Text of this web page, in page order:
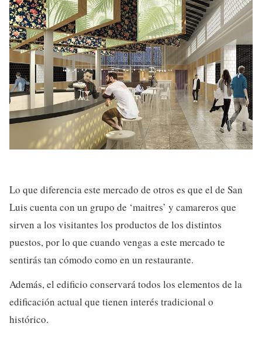
Lo que diferencia este mercado de otros es que el de San
Luis cuenta con un grupo de ‘maitres’ y camareros que
sirven a los visitantes los productos de los distintos
puestos, por lo que cuando vengas a este mercado te
sentirás tan cómodo como en un restaurante.
Además, el edificio conservará todos los elementos de la
edificación actual que tienen interés tradicional o
histórico.